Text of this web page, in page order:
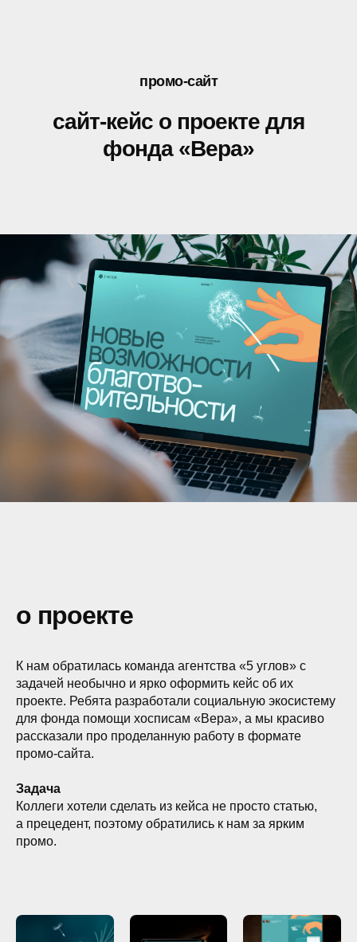
промо-сайт
сайт-кейс о проекте для
фонда «Вера»
о проекте
К нам обратилась команда агентства «5 углов» с
задачей необычно и ярко оформить кейс об их
проекте. Ребята разработали социальную экосистему
для фонда помощи хосписам «Вера», а мы красиво
рассказали про проделанную работу в формате
промо-сайта.
Задача
Коллеги хотели сделать из кейса не просто статью,
а прецедент, поэтому обратились к нам за ярким
промо.